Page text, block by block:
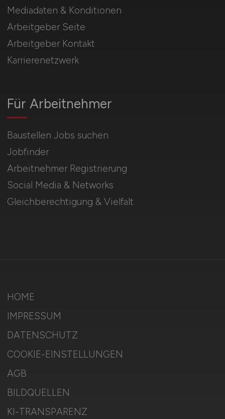
Für Arbeitnehmer
Baustellen Jobs suchen
Jobfinder
Arbeitnehmer Registrierung
Social Media & Networks
Gleichberechtigung & Vielfalt
Mediadaten & Konditionen
Arbeitgeber Seite
Arbeitgeber Kontakt
Karrierenetzwerk
HOME
IMPRESSUM
DATENSCHUTZ
COOKIE-EINSTELLUNGEN
AGB
BILDQUELLEN
KI-TRANSPARENZ